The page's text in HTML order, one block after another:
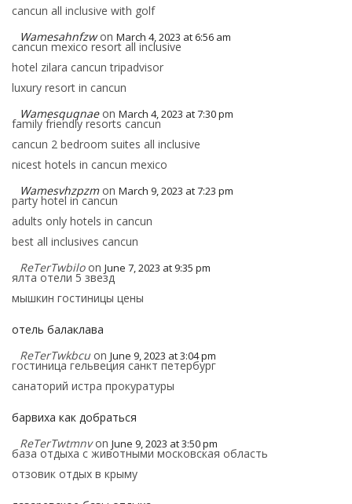
cancun all inclusive with golf
Wamesahnfzw on March 4, 2023 at 6:56 am
cancun mexico resort all inclusive
hotel zilara cancun tripadvisor
luxury resort in cancun
Wamesquqnae on March 4, 2023 at 7:30 pm
family friendly resorts cancun
cancun 2 bedroom suites all inclusive
nicest hotels in cancun mexico
Wamesvhzpzm on March 9, 2023 at 7:23 pm
party hotel in cancun
adults only hotels in cancun
best all inclusives cancun
ReTerTwbilo on June 7, 2023 at 9:35 pm
ялта отели 5 звезд
мышкин гостиницы цены
отель балаклава
ReTerTwkbcu on June 9, 2023 at 3:04 pm
гостиница гельвеция санкт петербург
санаторий истра прокуратуры
барвиха как добраться
ReTerTwtmnv on June 9, 2023 at 3:50 pm
база отдыха с животными московская область
отзовик отдых в крыму